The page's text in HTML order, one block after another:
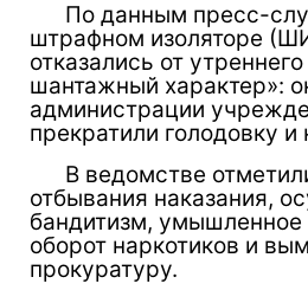
По данным пресс-
штрафном изоляторе
отказались от
шантажный характер»:
администрации
прекратили голодовку и
В ведомстве
отбывания наказания,
бандитизм, умышленное
оборот наркотиков и
прокуратуру.